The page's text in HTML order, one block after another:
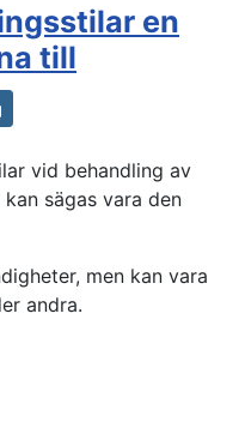
en
till
vid behandling av
sägas vara den
men kan vara
andra.